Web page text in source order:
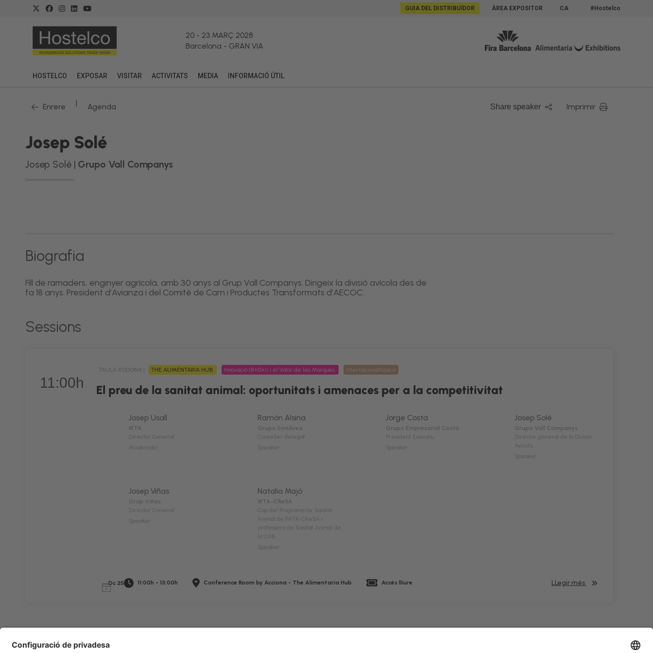
GUIA DEL DISTRIBUÏDOR ÀREA EXPOSITOR CA #Hostelco
20- 23 MARÇ 2028
Barcelona - GRAN VIA
HOSTELCO EXPOSAR VISITAR ACTIVITATS MEDIA INFORMACIÓ ÚTIL
Enrere | Agenda Share speaker Imprimir
Josep Solé
Josep Solé | Grupo Vall Companys
Biografia
Fill de ramaders, enginyer agrícola, amb 30 anys al Grup Vall Companys. Dirigeix la divisió avícola des de
fa 18 anys. President d’Avianza i del Comitè de Carn i Productes Transformats d’AECOC.
Sessions
11:00h
TAULA RODONA | THE ALIMENTARIA HUB Innovació (R+D+i) i el Valor de les Marques Internacionalització
El preu de la sanitat animal: oportunitats i amenaces per a la competitivitat
Josep Usall
IRTA
Director General
Moderador
Ramón Alsina
Grupo bonÀrea
Conseller delegat
Speaker
Jorge Costa
Grupo Empresarial Costa
President Executiu
Speaker
Josep Solé
Grupo Vall Companys
Director general de la Divisió
Avícola
Speaker
Josep Viñas
Grup Viñas
Director General
Speaker
Natalia Majó
IRTA-CReSA
Cap del Programa de Sanitat
Animal de l'IRTA-CReSA i
professora de Sanitat Animal de
la UAB
Speaker
Dc 25 11:00h - 13:00h Conference Room by Acciona - The Alimentaria Hub Accés lliure LLegir més